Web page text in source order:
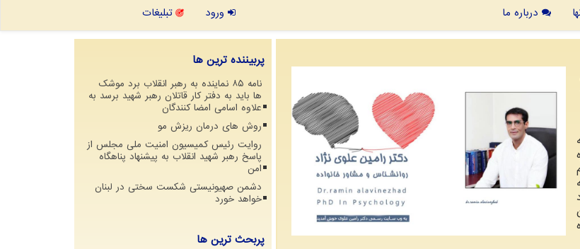
درباره ما ورود تبلیغات
پربیننده ترین ها
نامه ۸۵ نماینده به رهبر انقلاب برد موشک
ها باید به دفتر کار قاتلان رهبر شهید برسد به
علاوه اسامی امضا کنندگان
روش های درمان ریزش مو
روایت رئیس کمیسیون امنیت ملی مجلس از
پاسخ رهبر شهید انقلاب به پیشنهاد پناهگاه
امن
دشمن صهیونیستی شکست سختی در لبنان
خواهد خورد
پربحث ترین ها